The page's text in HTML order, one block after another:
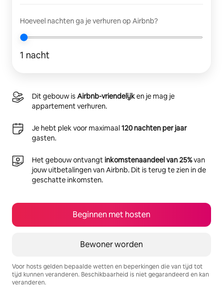
Hoeveel nachten ga je verhuren op Airbnb?
1 nacht
Dit gebouw is Airbnb-vriendelijken je mag je
appartement verhuren.
Je hebt plek voor maximaal120 nachten per jaar
gasten.
Het gebouw ontvangtinkomstenaandeel van 25%van
jouw uitbetalingen van Airbnb. Dit is terug te zien in de
geschatte inkomsten.
Beginnen met hosten
Bewoner worden
Voor hosts gelden bepaalde wetten en beperkingen die van tijd tot
tijd kunnen veranderen. Beschikbaarheid is niet gegarandeerd en kan
veranderen.